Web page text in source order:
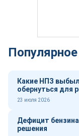
Какие НПЗ
обернуться для
23 июля 2026
Дефицит
решения